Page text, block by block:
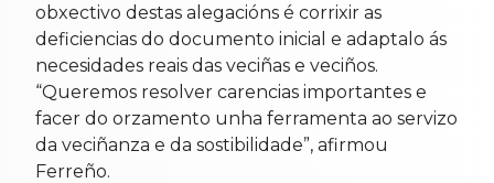
obxectivo destas alegacións é corrixir as
deficiencias do documento inicial e adaptalo ás
necesidades reais das veciñas e veciños.
“Queremos resolver carencias importantes e
facer do orzamento unha ferramenta ao servizo
da veciñanza e da sostibilidade”, afirmou
Ferreño.